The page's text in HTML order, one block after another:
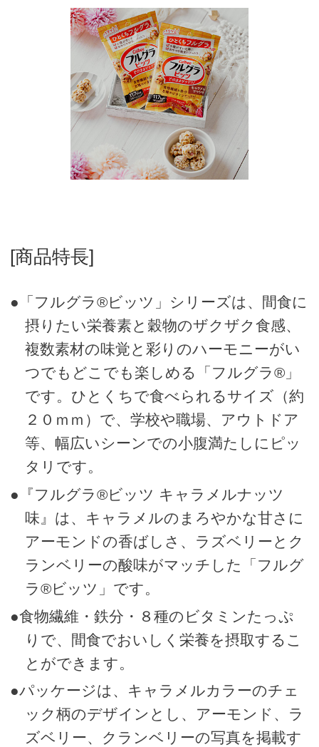
[商品特長]
●「フルグラ®ビッツ」シリーズは、間食に
摂りたい栄養素と穀物のザクザク食感、
複数素材の味覚と彩りのハーモニーがい
つでもどこでも楽しめる「フルグラ®」
です。ひとくちで食べられるサイズ（約
２０ｍｍ）で、学校や職場、アウトドア
等、幅広いシーンでの小腹満たしにピッ
タリです。
●『フルグラ®ビッツ キャラメルナッツ
味』は、キャラメルのまろやかな甘さに
アーモンドの香ばしさ、ラズベリーとク
ランベリーの酸味がマッチした「フルグ
ラ®ビッツ」です。
●食物繊維・鉄分・８種のビタミンたっぷ
りで、間食でおいしく栄養を摂取するこ
とができます。
●パッケージは、キャラメルカラーのチェ
ック柄のデザインとし、アーモンド、ラ
ズベリー、クランベリーの写真を掲載す